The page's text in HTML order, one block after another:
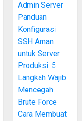
Admin Server
Panduan
Konfigurasi
SSH Aman
untuk Server
Produksi: 5
Langkah Wajib
Mencegah
Brute Force
Cara Membuat